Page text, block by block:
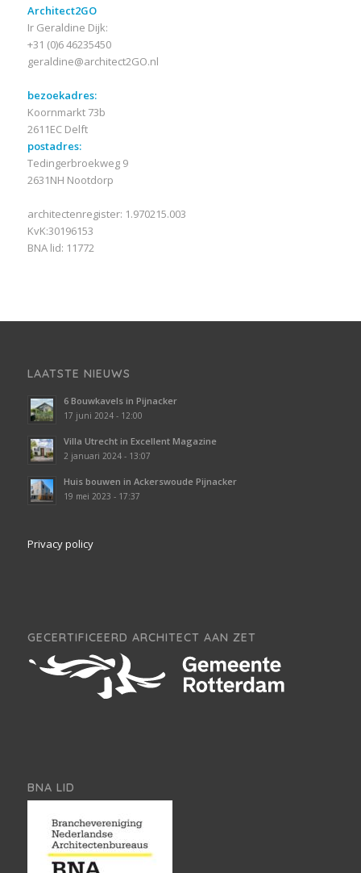
Architect2GO
Ir Geraldine Dijk:
+31 (0)6 46235450
geraldine@architect2GO.nl
bezoekadres:
Koornmarkt 73b
2611EC Delft
postadres:
Tedingerbroekweg 9
2631NH Nootdorp
architectenregister: 1.970215.003
KvK:30196153
BNA lid: 11772
LAATSTE NIEUWS
6 Bouwkavels in Pijnacker
17 juni 2024 - 12:00
Villa Utrecht in Excellent Magazine
2 januari 2024 - 13:07
Huis bouwen in Ackerswoude Pijnacker
19 mei 2023 - 17:37
Privacy policy
GECERTIFICEERD ARCHITECT AAN ZET
BNA LID